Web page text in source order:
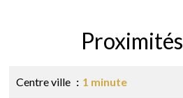
Proximités
Centre ville 1 minute